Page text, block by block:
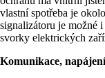
vlastní spotřeba je
signalizátoru je možné
svorky elektrických
Komunikace,